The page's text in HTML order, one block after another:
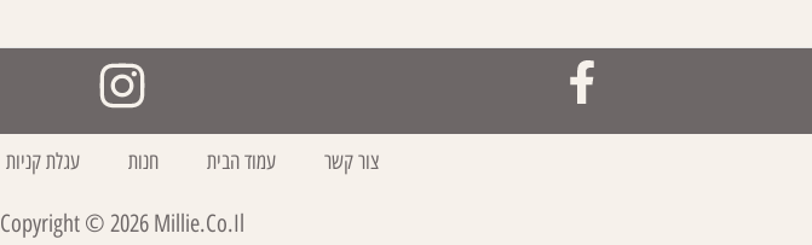
צור קשר עמוד הבית חנות עגלת קניות
Copyright © 2026 Millie.co.il